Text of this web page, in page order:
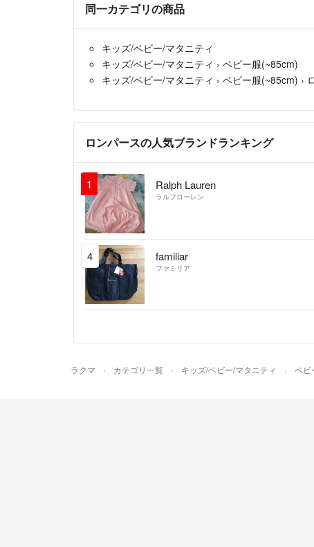
同一カテゴリの商品
キッズ/ベビー/マタニティ
キッズ/ベビー/マタニティ › ベビー服(~85cm)
キッズ/ベビー/マタニティ › ベビー服(~85cm) ›
ロンパースの人気ブランドランキング
1 Ralph Lauren
ラルフローレン
4 familiar
ファミリア
ラクマ カテゴリ一覧 キッズ/ベビー/マタニティ ベビ